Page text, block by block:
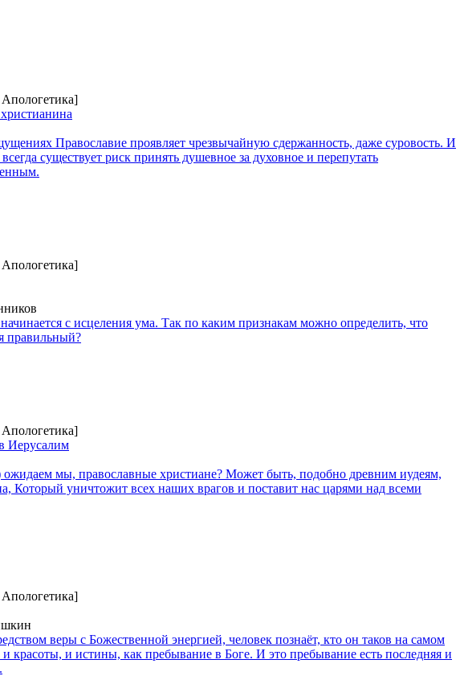
Православие проявляет чрезвычайную сдержанность, даже суровость. И
существует риск принять душевное за духовное и перепутать
с исцеления ума. Так по каким признакам можно определить, что
правильный?
Иерусалим
мы, православные христиане? Может быть, подобно древним иудеям,
уничтожит всех наших врагов и поставит нас царями над всеми
веры с Божественной энергией, человек познаёт, кто он таков на самом
красоты, и истины, как пребывание в Боге. И это пребывание есть последняя и